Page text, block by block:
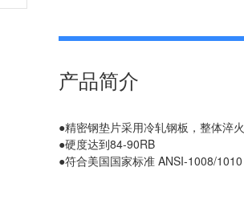
产品简介
●精密钢垫片采用冷轧钢板，整体淬火
●硬度达到84-90RB
●符合美国国家标准 ANSI-1008/1010